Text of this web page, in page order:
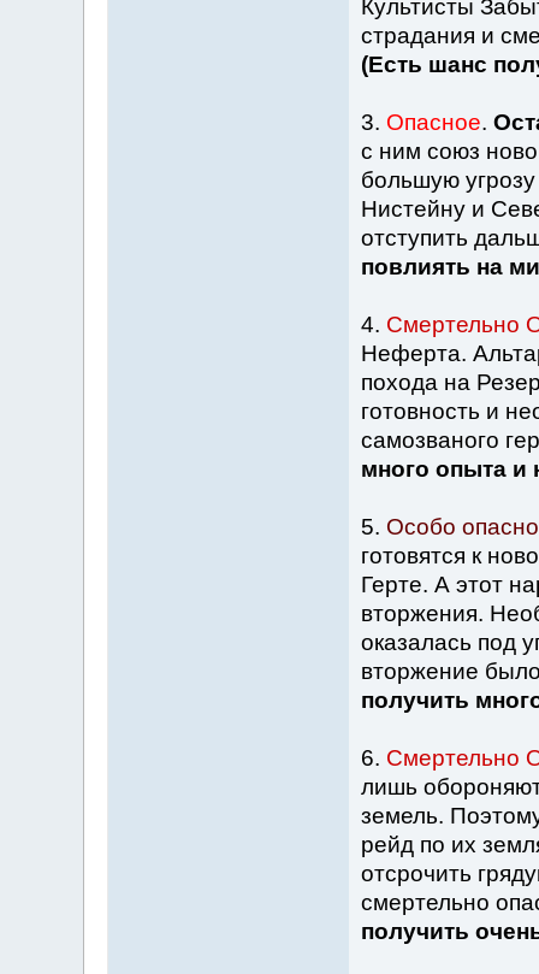
Культисты
страдания и
(Есть шанс
3. Опасное.
с ним союз
большую
Нистейну и
отступить
повлиять на
4. Смертельно
Неферта.
похода на
готовность и
самозваного
много опыта и
5. Особо
готовятся к
Герте. А этот
вторжения.
оказалась под
вторжение
получить
6. Смертельно
лишь
земель.
рейд по их
отсрочить
смертельно
получить